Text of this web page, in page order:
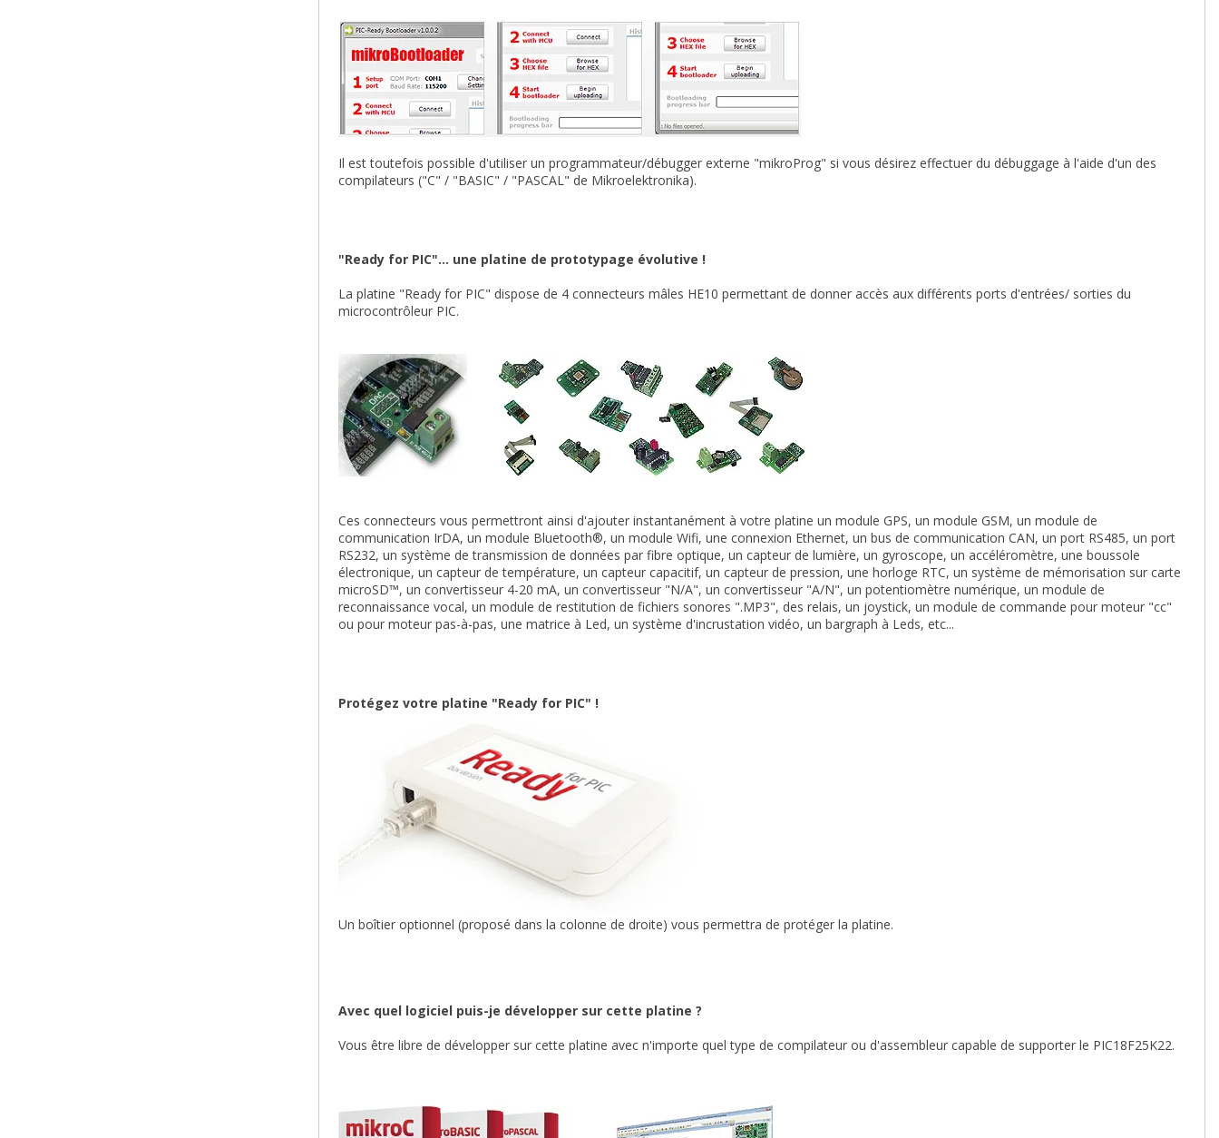
Il est toutefois possible d'utiliser un programmateur/débugger externe "mikroProg" si vous désirez effectuer du débuggage à l'aide d'un des
compilateurs ("C" / "BASIC" / "PASCAL" de Mikroelektronika).
"Ready for PIC"... une platine de prototypage évolutive !
La platine "Ready for PIC" dispose de 4 connecteurs mâles HE10 permettant de donner accès aux différents ports d'entrées/ sorties du
microcontrôleur PIC.
Ces connecteurs vous permettront ainsi d'ajouter instantanément à votre platine un module GPS, un module GSM, un module de
communication IrDA, un module Bluetooth®, un module Wifi, une connexion Ethernet, un bus de communication CAN, un port RS485, un port
RS232, un système de transmission de données par fibre optique, un capteur de lumière, un gyroscope, un accéléromètre, une boussole
électronique, un capteur de température, un capteur capacitif, un capteur de pression, une horloge RTC, un système de mémorisation sur carte
microSD™, un convertisseur 4-20 mA, un convertisseur "N/A", un convertisseur "A/N", un potentiomètre numérique, un module de
reconnaissance vocal, un module de restitution de fichiers sonores ".MP3", des relais, un joystick, un module de commande pour moteur "cc"
ou pour moteur pas-à-pas, une matrice à Led, un système d'incrustation vidéo, un bargraph à Leds, etc...
Protégez votre platine "Ready for PIC" !
Un boîtier optionnel (proposé dans la colonne de droite) vous permettra de protéger la platine.
Avec quel logiciel puis-je développer sur cette platine ?
Vous être libre de développer sur cette platine avec n'importe quel type de compilateur ou d'assembleur capable de supporter le PIC18F25K22.